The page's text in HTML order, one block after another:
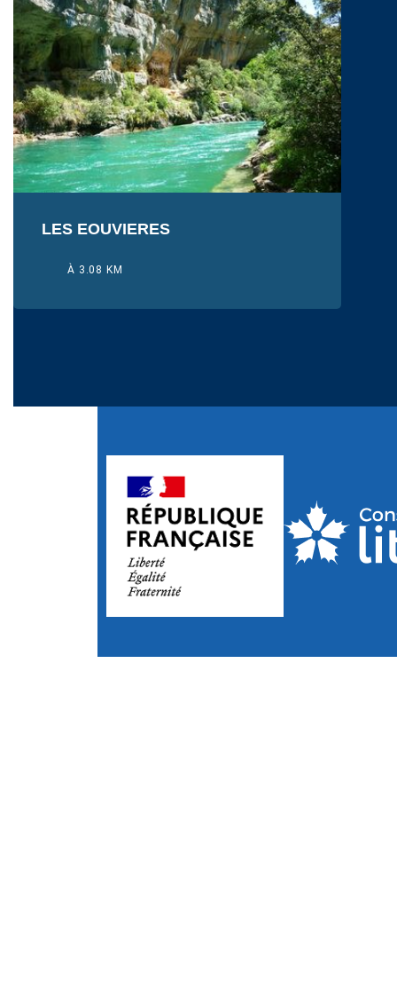
LES EOUVIERES
À 3.08 KM